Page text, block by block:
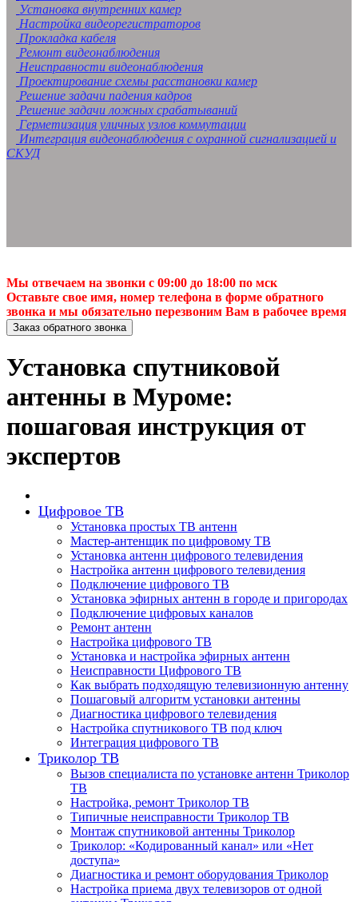
Установка внутренних камер
Настройка видеорегистраторов
Прокладка кабеля
Ремонт видеонаблюдения
Неисправности видеонаблюдения
Проектирование схемы расстановки камер
Решение задачи падения кадров
Решение задачи ложных срабатываний
Герметизация уличных узлов коммутации
Интеграция видеонаблюдения с охранной сигнализацией и
СКУД
Мы отвечаем на звонки с 09:00 до 18:00 по мск
Оставьте свое имя, номер телефона в форме обратного
звонка и мы обязательно перезвоним Вам в рабочее время
Заказ обратного звонка
Установка спутниковой
антенны в Муроме:
пошаговая инструкция от
экспертов
Цифровое ТВ
Установка простых ТВ антенн
Мастер-антенщик по цифровому ТВ
Установка антенн цифрового телевидения
Настройка антенн цифрового телевидения
Подключение цифрового ТВ
Установка эфирных антенн в городе и пригородах
Подключение цифровых каналов
Ремонт антенн
Настройка цифрового ТВ
Установка и настройка эфирных антенн
Неисправности Цифрового ТВ
Как выбрать подходящую телевизионную антенну
Пошаговый алгоритм установки антенны
Диагностика цифрового телевидения
Настройка спутникового ТВ под ключ
Интеграция цифрового ТВ
Триколор ТВ
Вызов специалиста по установке антенн Триколор
ТВ
Настройка, ремонт Триколор ТВ
Типичные неисправности Триколор ТВ
Монтаж спутниковой антенны Триколор
Триколор: «Кодированный канал» или «Нет
доступа»
Диагностика и ремонт оборудования Триколор
Настройка приема двух телевизоров от одной